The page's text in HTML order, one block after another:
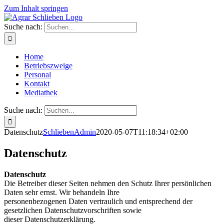
Zum Inhalt springen
Suche nach:
Home
Betriebszweige
Personal
Kontakt
Mediathek
Suche nach:
DatenschutzSchliebenAdmin2020-05-07T11:18:34+02:00
Datenschutz
Datenschutz
Die Betreiber dieser Seiten nehmen den Schutz Ihrer persönlichen
Daten sehr ernst. Wir behandeln Ihre
personenbezogenen Daten vertraulich und entsprechend der
gesetzlichen Datenschutzvorschriften sowie
dieser Datenschutzerklärung.